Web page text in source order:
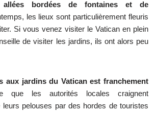
allées bordées de fontaines et de
les lieux sont particulièrement fleuris
Si vous venez visiter le Vatican en plein
de visiter les jardins, ils ont alors peu
aux jardins du Vatican est franchement
que les autorités locales craignent
leurs pelouses par des hordes de touristes